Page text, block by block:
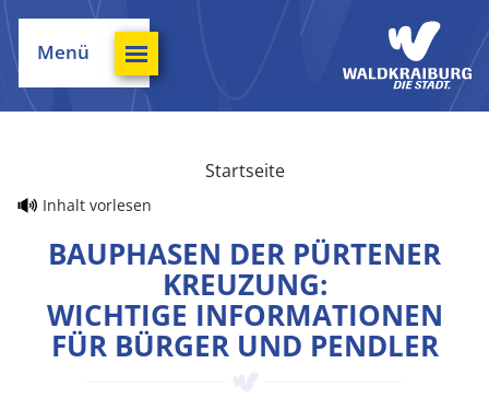
Menü
Startseite
Inhalt vorlesen
BAUPHASEN DER PÜRTENER
KREUZUNG:
WICHTIGE INFORMATIONEN
FÜR BÜRGER UND PENDLER